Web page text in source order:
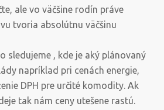
ale vo väčšine rodín práve
tvoria absolútnu väčšinu
sledujeme , kde je aký plánovaný
napríklad pri cenách energie,
DPH pre určité komodity. Ak
tak nám ceny utešene rastú.